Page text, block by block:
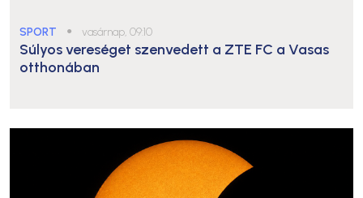
SPORT ● vasárnap, 09:10
Súlyos vereséget szenvedett a ZTE FC a Vasas
otthonában